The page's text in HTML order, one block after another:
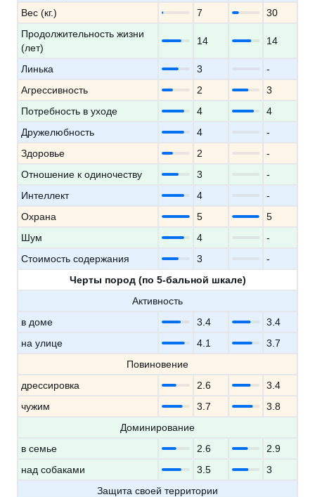
Вес (кг.)
7
30
Продолжительность жизни
(лет)
14 14
Линька 3
-
Агрессивность
2
3
Потребность в уходе
4
4
Дружелюбность
4
-
Здоровье
2
-
Отношение к одиночеству
3
-
Интеллект
4
-
Охрана
5
5
Шум
4
-
Стоимость содержания
3
-
Черты пород (по 5-бальной шкале)
Активность
в доме
3.4
3.4
на улице
4.1
3.7
Повиновение
дрессировка
2.6
3.4
чужим
3.7
3.8
Доминирование
в семье
2.6
2.9
над собаками
3.5
3
Защита своей территории